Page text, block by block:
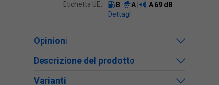
Etichetta UE:
B A A 69 dB
Dettagli
Opinioni
Descrizione del prodotto
Varianti